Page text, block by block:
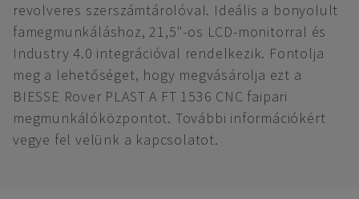
revolveres szerszámtárolóval. Ideális a bonyolult
famegmunkáláshoz, 21,5"-os LCD-monitorral és
Industry 4.0 integrációval rendelkezik. Fontolja
meg a lehetőséget, hogy megvásárolja ezt a
BIESSE Rover PLAST A FT 1536 CNC faipari
megmunkálóközpontot. További információkért
vegye fel velünk a kapcsolatot.